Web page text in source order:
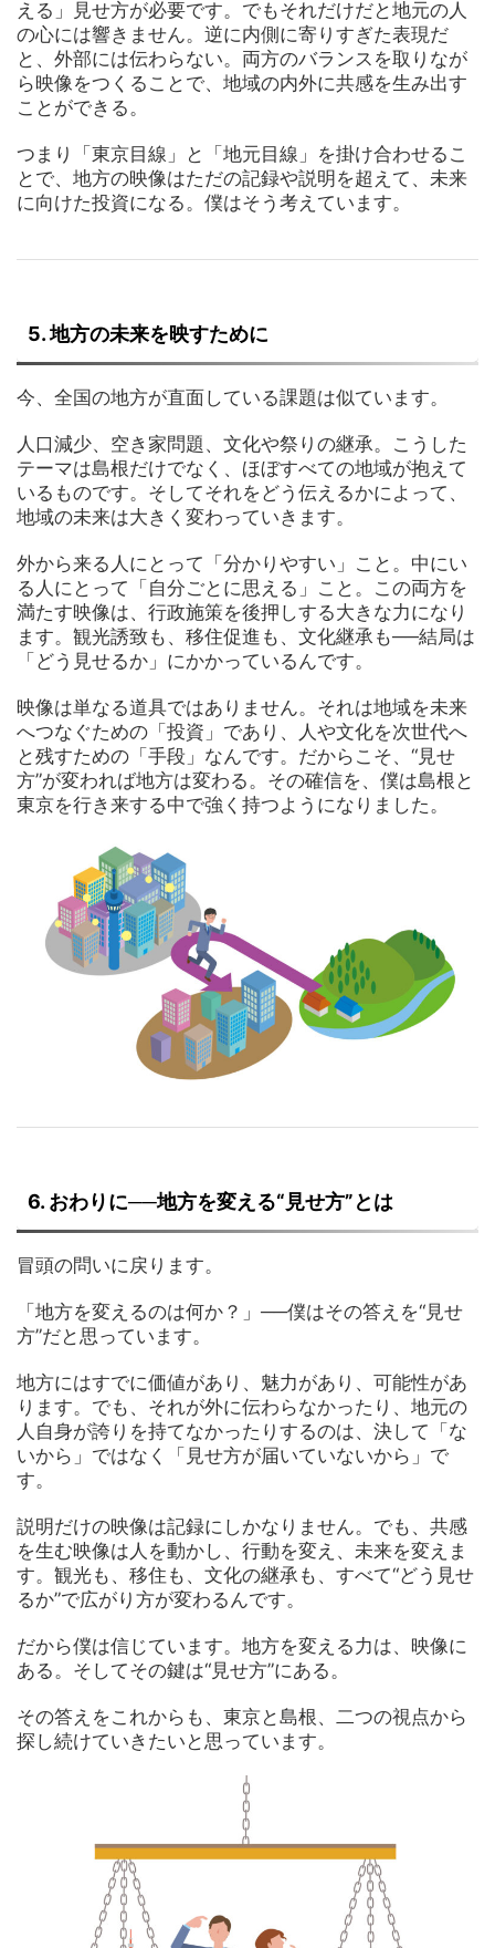
える」見せ方が必要です。でもそれだけだと地元の人
の心には響きません。逆に内側に寄りすぎた表現だ
と、外部には伝わらない。両方のバランスを取りなが
ら映像をつくることで、地域の内外に共感を生み出す
ことができる。
つまり「東京目線」と「地元目線」を掛け合わせるこ
とで、地方の映像はただの記録や説明を超えて、未来
に向けた投資になる。僕はそう考えています。
5. 地方の未来を映すために
今、全国の地方が直面している課題は似ています。
人口減少、空き家問題、文化や祭りの継承。こうした
テーマは島根だけでなく、ほぼすべての地域が抱えて
いるものです。そしてそれをどう伝えるかによって、
地域の未来は大きく変わっていきます。
外から来る人にとって「分かりやすい」こと。中にい
る人にとって「自分ごとに思える」こと。この両方を
満たす映像は、行政施策を後押しする大きな力になり
ます。観光誘致も、移住促進も、文化継承も──結局は
「どう見せるか」にかかっているんです。
映像は単なる道具ではありません。それは地域を未来
へつなぐための「投資」であり、人や文化を次世代へ
と残すための「手段」なんです。だからこそ、“見せ
方”が変われば地方は変わる。その確信を、僕は島根と
東京を行き来する中で強く持つようになりました。
6. おわりに──地方を変える“見せ方”とは
冒頭の問いに戻ります。
「地方を変えるのは何か？」──僕はその答えを“見せ
方”だと思っています。
地方にはすでに価値があり、魅力があり、可能性があ
ります。でも、それが外に伝わらなかったり、地元の
人自身が誇りを持てなかったりするのは、決して「な
いから」ではなく「見せ方が届いていないから」で
す。
説明だけの映像は記録にしかなりません。でも、共感
を生む映像は人を動かし、行動を変え、未来を変えま
す。観光も、移住も、文化の継承も、すべて“どう見せ
るか”で広がり方が変わるんです。
だから僕は信じています。地方を変える力は、映像に
ある。そしてその鍵は“見せ方”にある。
その答えをこれからも、東京と島根、二つの視点から
探し続けていきたいと思っています。